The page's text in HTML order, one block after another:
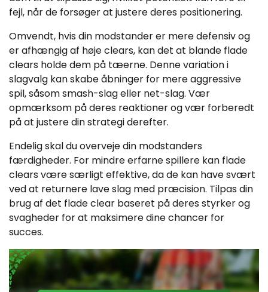
fejl, når de forsøger at justere deres positionering.
Omvendt, hvis din modstander er mere defensiv og
er afhængig af høje clears, kan det at blande flade
clears holde dem på tæerne. Denne variation i
slagvalg kan skabe åbninger for mere aggressive
spil, såsom smash-slag eller net-slag. Vær
opmærksom på deres reaktioner og vær forberedt
på at justere din strategi derefter.
Endelig skal du overveje din modstanders
færdigheder. For mindre erfarne spillere kan flade
clears være særligt effektive, da de kan have svært
ved at returnere lave slag med præcision. Tilpas din
brug af det flade clear baseret på deres styrker og
svagheder for at maksimere dine chancer for
succes.